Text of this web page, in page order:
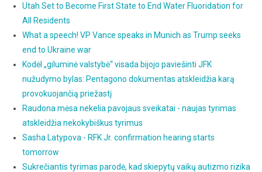
Utah Set to Become First State to End Water Fluoridation for
All Residents
What a speech! VP Vance speaks in Munich as Trump seeks
end to Ukraine war
Kodėl „giluminė valstybė“ visada bijojo paviešinti JFK
nužudymo bylas: Pentagono dokumentas atskleidžia karą
provokuojančią priežastį
Raudona mėsa nekelia pavojaus sveikatai - naujas tyrimas
atskleidžia nekokybiškus tyrimus
Sasha Latypova - RFK Jr. confirmation hearing starts
tomorrow
Sukrečiantis tyrimas parodė, kad skiepytų vaikų autizmo rizika